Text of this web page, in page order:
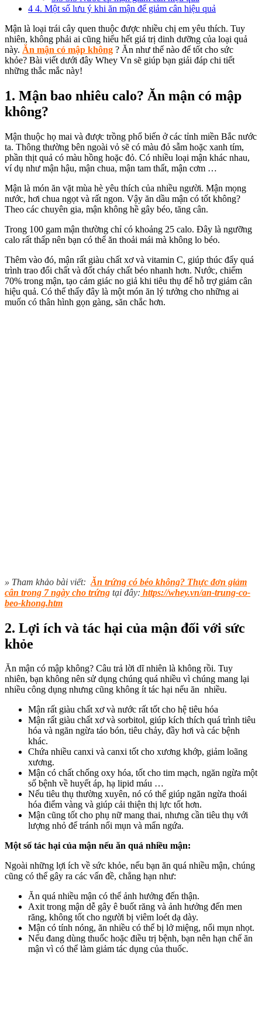
4 4. Một số lưu ý khi ăn mận để giảm cân hiệu quả
Mận là loại trái cây quen thuộc được nhiều chị em yêu thích. Tuy
nhiên, không phải ai cũng hiểu hết giá trị dinh dưỡng của loại quả
này. Ăn mận có mập không ? Ăn như thế nào để tốt cho sức
khỏe? Bài viết dưới đây Whey Vn sẽ giúp bạn giải đáp chi tiết
những thắc mắc này!
1. Mận bao nhiêu calo? Ăn mận có mập
không?
Mận thuộc họ mai và được trồng phổ biến ở các tỉnh miền Bắc nước
ta. Thông thường bên ngoài vỏ sẽ có màu đỏ sẫm hoặc xanh tím,
phần thịt quả có màu hồng hoặc đỏ. Có nhiều loại mận khác nhau,
ví dụ như mận hậu, mận chua, mận tam thất, mận cơm …
Mận là món ăn vặt mùa hè yêu thích của nhiều người. Mận mọng
nước, hơi chua ngọt và rất ngon. Vậy ăn dầu mận có tốt không?
Theo các chuyên gia, mận không hề gây béo, tăng cân.
Trong 100 gam mận thường chỉ có khoảng 25 calo. Đây là ngưỡng
calo rất thấp nên bạn có thể ăn thoải mái mà không lo béo.
Thêm vào đó, mận rất giàu chất xơ và vitamin C, giúp thúc đẩy quá
trình trao đổi chất và đốt cháy chất béo nhanh hơn. Nước, chiếm
70% trong mận, tạo cảm giác no giả khi tiêu thụ để hỗ trợ giảm cân
hiệu quả. Có thể thấy đây là một món ăn lý tưởng cho những ai
muốn có thân hình gọn gàng, săn chắc hơn.
» Tham khảo bài viết: Ăn trứng có béo không? Thực đơn giảm
cân trong 7 ngày cho trứng tại đây: https://whey.vn/an-trung-co-
beo-khong.htm
2. Lợi ích và tác hại của mận đối với sức
khỏe
Ăn mận có mập không? Câu trả lời dĩ nhiên là không rồi. Tuy
nhiên, bạn không nên sử dụng chúng quá nhiều vì chúng mang lại
nhiều công dụng nhưng cũng không ít tác hại nếu ăn nhiều.
Mận rất giàu chất xơ và nước rất tốt cho hệ tiêu hóa
Mận rất giàu chất xơ và sorbitol, giúp kích thích quá trình tiêu
hóa và ngăn ngừa táo bón, tiêu chảy, đầy hơi và các bệnh
khác.
Chứa nhiều canxi và canxi tốt cho xương khớp, giảm loãng
xương.
Mận có chất chống oxy hóa, tốt cho tim mạch, ngăn ngừa một
số bệnh về huyết áp, hạ lipid máu …
Nếu tiêu thụ thường xuyên, nó có thể giúp ngăn ngừa thoái
hóa điểm vàng và giúp cải thiện thị lực tốt hơn.
Mận cũng tốt cho phụ nữ mang thai, nhưng cần tiêu thụ với
lượng nhỏ để tránh nổi mụn và mẩn ngứa.
Một số tác hại của mận nếu ăn quá nhiều mận:
Ngoài những lợi ích về sức khỏe, nếu bạn ăn quá nhiều mận, chúng
cũng có thể gây ra các vấn đề, chẳng hạn như:
Ăn quá nhiều mận có thể ảnh hưởng đến thận.
Axit trong mận dễ gây ê buốt răng và ảnh hưởng đến men
răng, không tốt cho người bị viêm loét dạ dày.
Mận có tính nóng, ăn nhiều có thể bị lở miệng, nổi mụn nhọt.
Nếu đang dùng thuốc hoặc điều trị bệnh, bạn nên hạn chế ăn
mận vì có thể làm giảm tác dụng của thuốc.